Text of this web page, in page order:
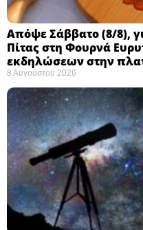
Απόψε Σάββατο (8/8),
Πίτας στη Φουρνά
εκδηλώσεων στην
8 Αυγούστου 2026